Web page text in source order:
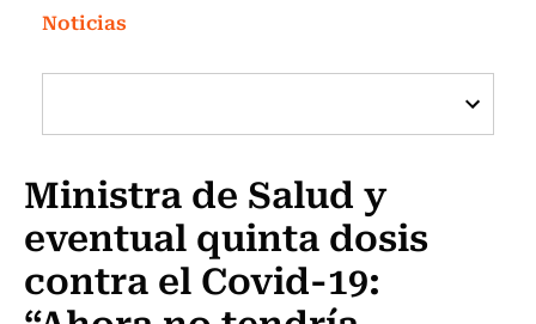
Investigación
Cultura
Programas Radio y TV Usach
Noticias
Ministra de Salud y
eventual quinta dosis
contra el Covid-19: